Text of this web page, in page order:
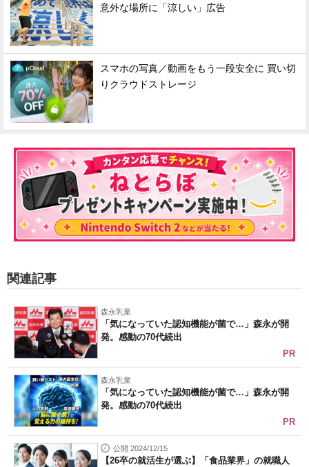
意外な場所に「涼しい」広告
スマホの写真／動画をもう一段安全に 買い切
りクラウドストレージ
関連記事
森永乳業
「気になっていた認知機能が菌で…」森永が開
発。感動の70代続出
PR
森永乳業
「気になっていた認知機能が菌で…」森永が開
発。感動の70代続出
PR
公開 2024/12/15
【26卒の就活生が選ぶ】「食品業界」の就職人